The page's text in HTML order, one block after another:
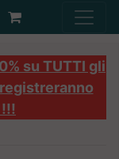
su TUTTI gli